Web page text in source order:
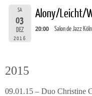
SA
03
DEZ
2016
Alony/Leicht/
20:00 Salon de Jazz Köln
2015
09.01.15 – Duo Christine